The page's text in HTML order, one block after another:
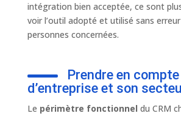
intégration bien acceptée, ce sont
voir l’outil adopté et utilisé sans
personnes concernées.
Prendre en
d’entreprise et son
Le périmètre fonctionnel du CRM